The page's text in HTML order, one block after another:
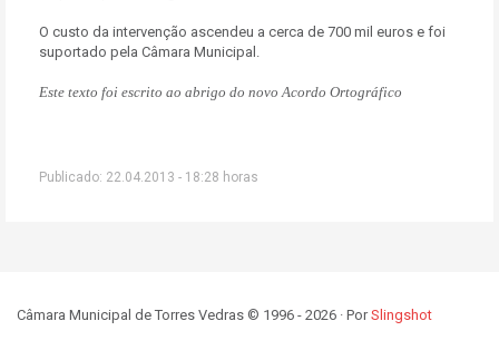
O custo da intervenção ascendeu a cerca de 700 mil euros e foi
suportado pela Câmara Municipal.
Este texto foi escrito ao abrigo do novo Acordo Ortográfico
Publicado: 22.04.2013 - 18:28 horas
Câmara Municipal de Torres Vedras © 1996 - 2026 · PorSlingshot